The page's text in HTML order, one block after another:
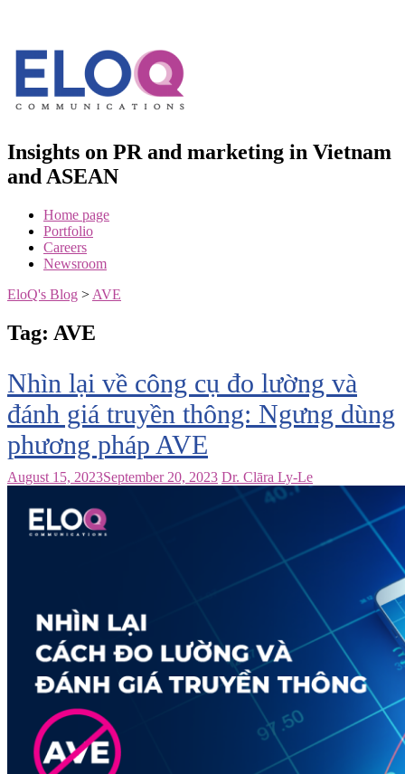
Skip
content
Insights on PR and marketing in Vietnam
and ASEAN
Home page
Portfolio
Careers
Newsroom
EloQ's Blog > AVE
Tag: AVE
Nhìn lại về công cụ đo lường và
đánh giá truyền thông: Ngưng dùng
phương pháp AVE
August 15, 2023September 20, 2023 Dr. Clāra Ly-Le